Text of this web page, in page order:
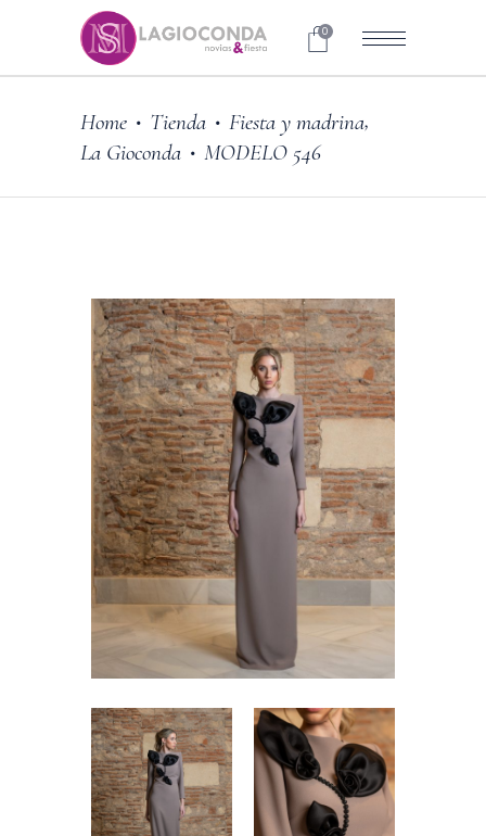
0
Home • Tienda • Fiesta y madrina,
La Gioconda • MODELO 546